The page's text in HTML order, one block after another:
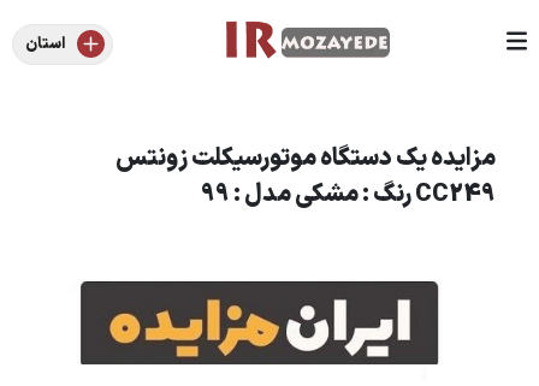
استان
مزایده یک دستگاه موتورسیکلت زونتس
CC249 رنگ : مشکی مدل : 99